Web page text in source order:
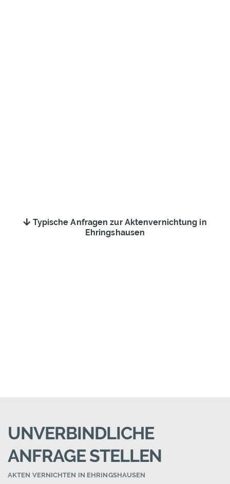
Typische Anfragen zur Aktenvernichtung in
Ehringshausen
UNVERBINDLICHE
ANFRAGE STELLEN
AKTEN VERNICHTEN IN EHRINGSHAUSEN